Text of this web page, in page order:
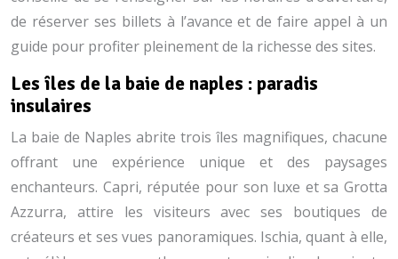
de réserver ses billets à l’avance et de faire appel à un
guide pour profiter pleinement de la richesse des sites.
Les îles de la baie de naples : paradis
insulaires
La baie de Naples abrite trois îles magnifiques, chacune
offrant une expérience unique et des paysages
enchanteurs. Capri, réputée pour son luxe et sa Grotta
Azzurra, attire les visiteurs avec ses boutiques de
créateurs et ses vues panoramiques. Ischia, quant à elle,